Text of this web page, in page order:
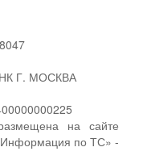
Г. МОСКВА
на сайте
по ТС» -